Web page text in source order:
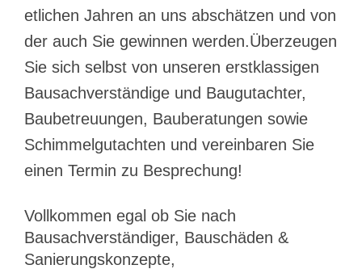
etlichen Jahren an uns abschätzen und von
der auch Sie gewinnen werden.Überzeugen
Sie sich selbst von unseren erstklassigen
Bausachverständige und Baugutachter,
Baubetreuungen, Bauberatungen sowie
Schimmelgutachten und vereinbaren Sie
einen Termin zu Besprechung!
Vollkommen egal ob Sie nach
Bausachverständiger, Bauschäden &
Sanierungskonzepte,